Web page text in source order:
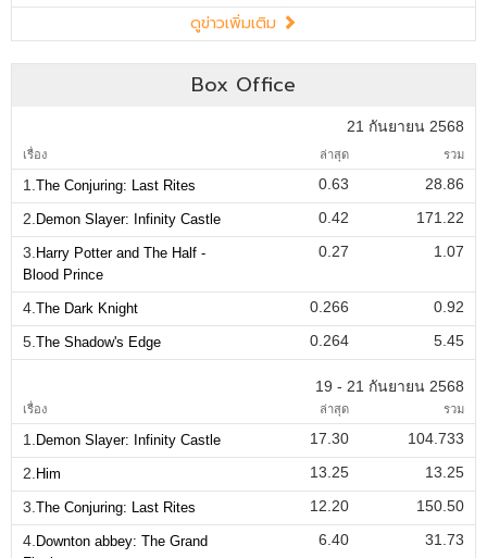
ดูข่าวเพิ่มเติม
Box Office
21 กันยายน 2568
เรื่อง ล่าสุด รวม
1. The Conjuring: Last Rites 0.63
28.86
2. Demon Slayer: Infinity Castle 0.42
171.22
3. Harry Potter and The Half -
Blood Prince
0.27 1.07
4. The Dark Knight 0.266
0.92
5. The Shadow's Edge 0.264 5.45
19 - 21 กันยายน 2568
เรื่อง ล่าสุด รวม
1. Demon Slayer: Infinity Castle 17.30
104.733
2. Him 13.25
13.25
3. The Conjuring: Last Rites 12.20
150.50
4. Downton abbey: The Grand
6.40 31.73